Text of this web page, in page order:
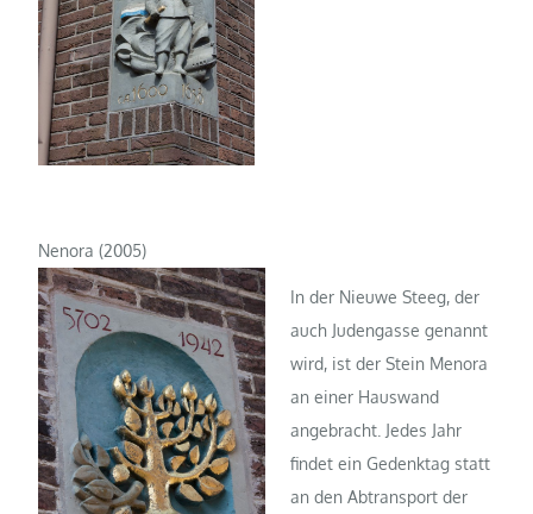
Nenora (2005)
In der Nieuwe Steeg, der
auch Judengasse genannt
wird, ist der Stein Menora
an einer Hauswand
angebracht. Jedes Jahr
findet ein Gedenktag statt
an den Abtransport der